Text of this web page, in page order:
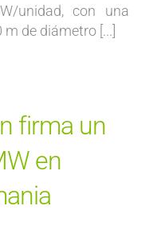
unidad, con una
de diámetro [...]
firma un
en